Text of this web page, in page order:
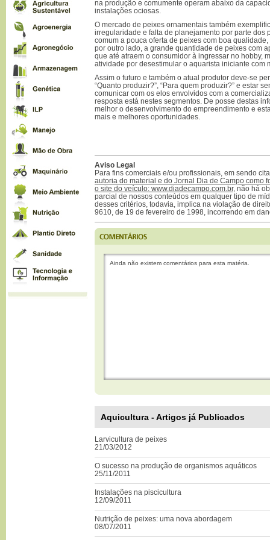
na produção e comumente operam abaixo da
instalações ociosas.
O mercado de peixes ornamentais também
irregularidade e falta de planejamento por parte dos
comum a pouca oferta de peixes com boa
por outro lado, a grande quantidade de peixes com
que até atraem o consumidor à ingressar no hobby,
atividade por desestimular o aquarista iniciante com
Assim o futuro e também o atual produtor deve-se
“Quanto produzir?”, “Para quem produzir?” e estar
comunicar com os elos envolvidos com a
resposta está nestes segmentos. De posse destas
melhor o desenvolvimento do empreendimento e
mais e melhores oportunidades.
Aviso Legal
Para fins comerciais e/ou profissionais, em sendo
autoria do material e do Jornal Dia de Campo como
o site do veículo: www.diadecampo.com.br, não há
parcial de nossos conteúdos em qualquer tipo de
desses critérios, todavia, implica na violação de
9610, de 19 de fevereiro de 1998, incorrendo em
Ainda não existem comentários para esta matéria.
Aquicultura - Artigos já Publicados
Larvicultura de peixes
21/03/2012
O sucesso na produção de organismos aquáticos
25/11/2011
Instalações na piscicultura
12/09/2011
Nutrição de peixes: uma nova abordagem
08/07/2011